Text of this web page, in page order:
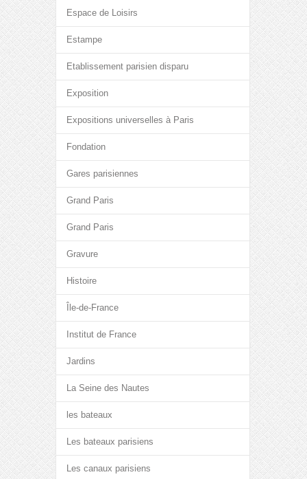
Espace de Loisirs
Estampe
Etablissement parisien disparu
Exposition
Expositions universelles à Paris
Fondation
Gares parisiennes
Grand Paris
Grand Paris
Gravure
Histoire
Île-de-France
Institut de France
Jardins
La Seine des Nautes
les bateaux
Les bateaux parisiens
Les canaux parisiens